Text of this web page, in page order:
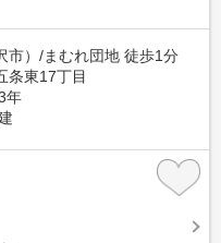
市）/まむれ団地 徒歩1分
条東17丁目
年